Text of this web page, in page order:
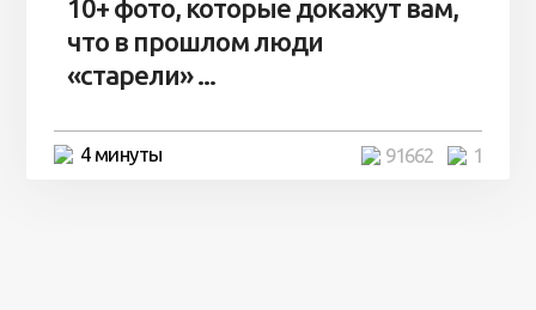
10+ фото, которые докажут вам,
что в прошлом люди
«старели» ...
4 минуты 1
91662